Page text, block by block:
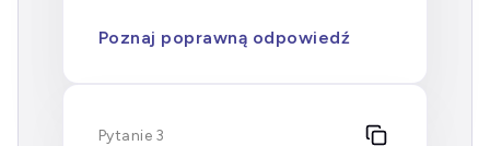
Poznaj poprawną odpowiedź
Pytanie 3